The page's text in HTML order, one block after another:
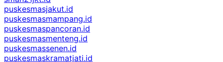
puskesmasjakut.id
puskesmasmampang.id
puskesmaspancoran.id
puskesmasmenteng.id
puskesmassenen.id
puskesmaskramatjati.id